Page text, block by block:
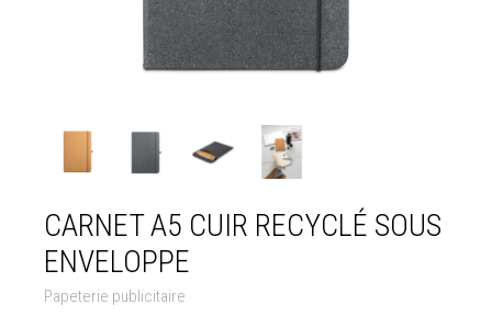
CARNET A5 CUIR RECYCLÉ SOUS
ENVELOPPE
Papeterie publicitaire